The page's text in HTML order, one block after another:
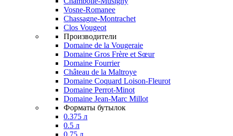
Vosne-Romanee
Chassagne-Montrachet
Clos Vougeot
Производители
Domaine de la Vougeraie
Domaine Gros Frère et Sœur
Domaine Fourrier
Château de la Maltroye
Domaine Coquard Loison-Fleurot
Domaine Perrot-Minot
Domaine Jean-Marc Millot
Форматы бутылок
0.375 л
0.5 л
0.75 л